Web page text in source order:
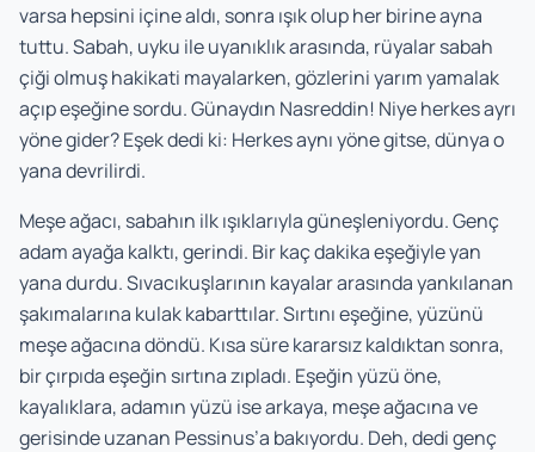
varsa hepsini içine aldı, sonra ışık olup her birine ayna
tuttu. Sabah, uyku ile uyanıklık arasında, rüyalar sabah
çiği olmuş hakikati mayalarken, gözlerini yarım yamalak
açıp eşeğine sordu. Günaydın Nasreddin! Niye herkes ayrı
yöne gider? Eşek dedi ki: Herkes aynı yöne gitse, dünya o
yana devrilirdi.
Meşe ağacı, sabahın ilk ışıklarıyla güneşleniyordu. Genç
adam ayağa kalktı, gerindi. Bir kaç dakika eşeğiyle yan
yana durdu. Sıvacıkuşlarının kayalar arasında yankılanan
şakımalarına kulak kabarttılar. Sırtını eşeğine, yüzünü
meşe ağacına döndü. Kısa süre kararsız kaldıktan sonra,
bir çırpıda eşeğin sırtına zıpladı. Eşeğin yüzü öne,
kayalıklara, adamın yüzü ise arkaya, meşe ağacına ve
gerisinde uzanan Pessinus’a bakıyordu. Deh, dedi genç